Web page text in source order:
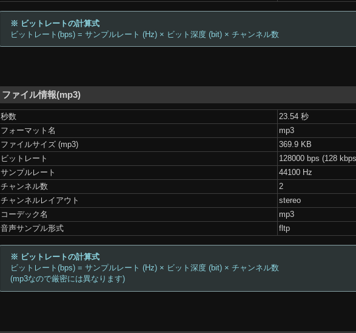
※ ビットレートの計算式
ビットレート(bps) = サンプルレート (Hz) × ビット深度 (bit) × チャンネル数
ファイル情報(mp3)
秒数
23.54 秒
フォーマット名
mp3
ファイルサイズ (mp3)
369.9 KB
ビットレート
128000 bps (128
サンプルレート
44100 Hz
チャンネル数
2
チャンネルレイアウト
stereo
コーデック名
mp3
音声サンプル形式
fltp
※ ビットレートの計算式
ビットレート(bps) = サンプルレート (Hz) × ビット深度 (bit) × チャンネル数
(mp3なので厳密には異なります)